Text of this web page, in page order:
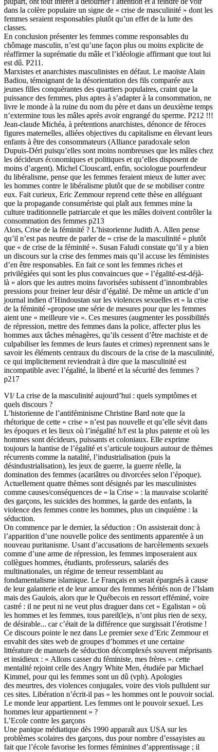
dans la colère populaire un signe de « crise de masculinité » dont les
femmes seraient responsables plutôt qu’un effet de la lutte des
classes.
En conclusion présenter les femmes comme responsables du
chômage masculin, n’est qu’une façon plus ou moins explicite de
réaffirmer la suprématie du mâle et l’idéologie affirmant que tout lui
est dû. P211.
Marxistes et anarchistes masculinistes en défaut. Le maoïste Alain
Badiou, témoignant de la désorientation des fils comparée aux
jeunes filles conquérantes des quartiers populaires, craint que la
puissance des femmes, plus aptes à s’adapter à la consommation, ne
livre le monde à la ruine du nom du père et dans un deuxième temps
n’extermine tous les mâles après avoir engrangé du sperme. P212 !!!
Jean-claude Michéa, à prétentions anarchistes, dénonce de féroces
figures maternelles, alliées objectives du capitalisme en élevant leurs
enfants à être des consommateurs (Alliance paradoxale selon
Dupuis-Déri puisqu’elles sont moins nombreuses que les mâles chez
les décideurs économiques et politiques et qu’elles disposent de
moins d’argent). Michel Clouscard, enfin, sociologue pourfendeur
du libéralisme, pense que les femmes feraient mieux de lutter avec
les hommes contre le libéralisme plutôt que de se mobiliser contre
eux. Fait curieux, Eric Zemmour reprend cette thèse en alléguant
que la propagande consumériste qui plaît aux femmes mine la
culture traditionnelle patriarcale et que les mâles doivent contrôler la
consommation des femmes p213
Alors, Crise de la féminité ? L’historienne Judith A. Allen pense
qu’il n’est pas neutre de parler de « crise de la masculinité » plutôt
que « de crise de la féminité ». Susan Faludi constate qu’il y a bien
un discours sur la crise des femmes mais qu’il accuse les féministes
d’en être responsables. En fait ce sont les femmes riches et
privilégiées qui sont les plus convaincues que « l’égalité-est-déjà-
là » alors que les autres moins favorisées subissent d’innombrables
pressions pour freiner leur désir d’égalité. De même un article d’un
journal indien d’Hindoustan sur les violences sexuelles et « la crise
de la féminité »propose une série de mesures pour que les femmes
aient une « meilleure vie ». Ces mesures (augmenter les possibilités
de répression, mettre des femmes dans la police, affecter plus les
hommes aux tâches ménagères, qu’ils cessent d’être machiste et de
culpabiliser les femmes de leurs fautes et crimes) reprennent sans le
savoir les éléments centraux du discours de la crise de la masculinité,
ce qui implicitement reviendrait à dire que la masculinité est
incompatible avec l’égalité, la liberté et la sécurité des femmes ?
p217
VI/ La crise de la masculinité aujourd’hui : quels symptômes et
quels discours ?
L’historienne de l’antiféminisme Christine Bard note que la
rhétorique de cette « crise » n’est pas nouvelle et qu’elle sévit dans
les époques et les lieux où l’inégalité h/f est la plus patente et où les
hommes sont décideurs, puissants et coloniaux. Elle exprime
toujours la hantise de l’égalité et s’articule toujours autour de thèmes
récurrents comme la natalité, l’industrialisation (puis la
désindustrialisation), les jeux de guerre, la guerre réelle, la
domination des femmes (acariâtres ou divorcées selon l’époque).
Actuellement quatre thèmes sont désignés par les masculinistes
comme causes/conséquences de « la Crise » : la mauvaise scolarité
des garçons, les suicides des hommes, la garde des enfants, la
violence des femmes contre les hommes, plus un cinquième : la
séduction.
On commence par le dernier, la séduction : On assisterait donc à
l’apparition d’une nouvelle police des sentiments apparentée à un
nouveau puritanisme. Usant d’accusations de harcèlements sexuels
comme d’une arme de répression, les femmes imposeraient aux
collègues hommes, étudiants, professeurs, salariés des
multinationales, un régime de terreur ressemblant au
fondamentalisme islamique. Le Français en serait épargnés à cause
de leur galanterie et de leur amour des femmes hérités non de l’Islam
mais des Gaulois, alors que le Québecois en ressort efféminé, voire
castré : il ne peut ni ne veut plus draguer dans cet « Egalistan » où
les hommes et les femmes, tous pareil(le)s, n’ont plus rien de sexy,
de désirable... car c’était de la différence que surgissait l’érotisme !
Ce discours pointe le nez dans Le premier sexe d’Eric Zemmour et
envahit des sites web de groupes d’hommes et une certaine
littérature de manuels de séduction décomplexés souvent méprisants
et insidieux : « Allons casser du féministe, mes frères ». cette
mentalité rejoint celle des Angry White Men, étudiée par Michael
Kimmel, pour qui les femmes sont un dû (vph). Apologies
des meurtres, des violences conjugales, voire des viols pullulent sur
ces sites. Libération n’écrit-il pas « les hommes ont le pouvoir social.
Le monde leur appartient. Les femmes ont le pouvoir sexuel. Les
hommes leur appartiennent » ?
L’Ecole contre les garçons
Une panique médiatique dès 1990 apparaît aux USA sur les
problèmes scolaires des garçons, dus pour nombre d’essayistes au
fait que l’école favorise les formes féminines d’apprentissage ; il